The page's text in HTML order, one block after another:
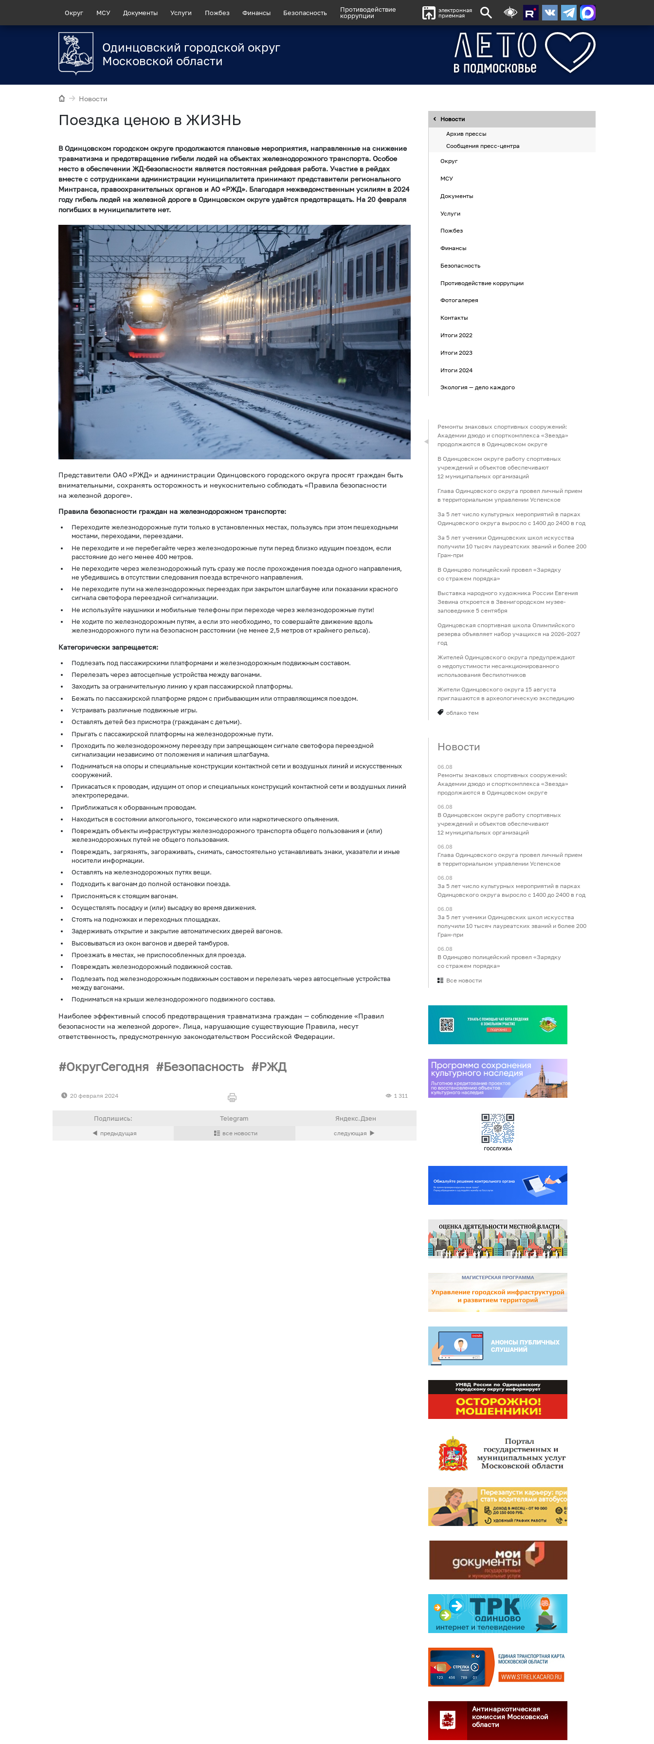
Округ МСУ Документы Услуги Пожбез Финансы Безопасность
Противодействие
коррупции
электронная
приемная
Одинцовский городской округ
Московской области
Новости
Поездка ценою в ЖИЗНЬ
В Одинцовском городском округе продолжаются плановые мероприятия, направленные на снижение
травматизма и предотвращение гибели людей на объектах железнодорожного транспорта. Особое
место в обеспечении ЖД-безопасности является постоянная рейдовая работа. Участие в рейдах
вместе с сотрудниками администрации муниципалитета принимают представители регионального
Минтранса, правоохранительных органов и АО «РЖД». Благодаря межведомственным усилиям в 2024
году гибель людей на железной дороге в Одинцовском округе удаётся предотвращать. На 20 февраля
погибших в муниципалитете нет.
Представители ОАО «РЖД» и администрации Одинцовского городского округа просят граждан быть
внимательными, сохранять осторожность и неукоснительно соблюдать «Правила безопасности
на железной дороге».
Правила безопасности граждан на железнодорожном транспорте:
Переходите железнодорожные пути только в установленных местах, пользуясь при этом пешеходными
мостами, переходами, переездами.
Не переходите и не перебегайте через железнодорожные пути перед близко идущим поездом, если
расстояние до него менее 400 метров.
Не переходите через железнодорожный путь сразу же после прохождения поезда одного направления,
не убедившись в отсутствии следования поезда встречного направления.
Не переходите пути на железнодорожных переездах при закрытом шлагбауме или показании красного
сигнала светофора переездной сигнализации.
Не используйте наушники и мобильные телефоны при переходе через железнодорожные пути!
Не ходите по железнодорожным путям, а если это необходимо, то совершайте движение вдоль
железнодорожного пути на безопасном расстоянии (не менее 2,5 метров от крайнего рельса).
Категорически запрещается:
Подлезать под пассажирскими платформами и железнодорожным подвижным составом.
Перелезать через автосцепные устройства между вагонами.
Заходить за ограничительную линию у края пассажирской платформы.
Бежать по пассажирской платформе рядом с прибывающим или отправляющимся поездом.
Устраивать различные подвижные игры.
Оставлять детей без присмотра (гражданам с детьми).
Прыгать с пассажирской платформы на железнодорожные пути.
Проходить по железнодорожному переезду при запрещающем сигнале светофора переездной
сигнализации независимо от положения и наличия шлагбаума.
Подниматься на опоры и специальные конструкции контактной сети и воздушных линий и искусственных
сооружений.
Прикасаться к проводам, идущим от опор и специальных конструкций контактной сети и воздушных линий
электропередачи.
Приближаться к оборванным проводам.
Находиться в состоянии алкогольного, токсического или наркотического опьянения.
Повреждать объекты инфраструктуры железнодорожного транспорта общего пользования и (или)
железнодорожных путей не общего пользования.
Повреждать, загрязнять, загораживать, снимать, самостоятельно устанавливать знаки, указатели и иные
носители информации.
Оставлять на железнодорожных путях вещи.
Подходить к вагонам до полной остановки поезда.
Прислоняться к стоящим вагонам.
Осуществлять посадку и (или) высадку во время движения.
Стоять на подножках и переходных площадках.
Задерживать открытие и закрытие автоматических дверей вагонов.
Высовываться из окон вагонов и дверей тамбуров.
Проезжать в местах, не приспособленных для проезда.
Повреждать железнодорожный подвижной состав.
Подлезать под железнодорожным подвижным составом и перелезать через автосцепные устройства
между вагонами.
Подниматься на крыши железнодорожного подвижного состава.
Наиболее эффективный способ предотвращения травматизма граждан — соблюдение «Правил
безопасности на железной дороге». Лица, нарушающие существующие Правила, несут
ответственность, предусмотренную законодательством Российской Федерации.
ОкругСегодня Безопасность РЖД
20 февраля 2024 1 311
Новости
Архив прессы
Сообщения пресс-центра
Округ
МСУ
Документы
Услуги
Пожбез
Финансы
Безопасность
Противодействие коррупции
Фотогалерея
Контакты
Итоги 2022
Итоги 2023
Итоги 2024
Экология — дело каждого
Ремонты знаковых спортивных сооружений:
Академии дзюдо и спорткомплекса «Звезда»
продолжаются в Одинцовском округе
В Одинцовском округе работу спортивных
учреждений и объектов обеспечивают
12 муниципальных организаций
Глава Одинцовского округа провел личный прием
в территориальном управлении Успенское
За 5 лет число культурных мероприятий в парках
Одинцовского округа выросло с 1400 до 2400 в год
За 5 лет ученики Одинцовских школ искусства
получили 10 тысяч лауреатских званий и более 200
Гран-при
В Одинцово полицейский провел «Зарядку
со стражем порядка»
Выставка народного художника России Евгения
Зевина откроется в Звенигородском музее-
заповеднике 5 сентября
Одинцовская спортивная школа Олимпийского
резерва объявляет набор учащихся на 2026-2027
год
Жителей Одинцовского округа предупреждают
о недопустимости несанкционированного
использования беспилотников
Жители Одинцовского округа 15 августа
приглашаются в археологическую экспедицию
облако тем
Новости
06.08
Ремонты знаковых спортивных сооружений:
Академии дзюдо и спорткомплекса «Звезда»
продолжаются в Одинцовском округе
06.08
В Одинцовском округе работу спортивных
учреждений и объектов обеспечивают
12 муниципальных организаций
06.08
Глава Одинцовского округа провел личный прием
в территориальном управлении Успенское
06.08
За 5 лет число культурных мероприятий в парках
Одинцовского округа выросло с 1400 до 2400 в год
06.08
За 5 лет ученики Одинцовских школ искусства
получили 10 тысяч лауреатских званий и более 200
Гран-при
06.08
В Одинцово полицейский провел «Зарядку
со стражем порядка»
Все новости
Антинаркотическая
комиссия Московской
области